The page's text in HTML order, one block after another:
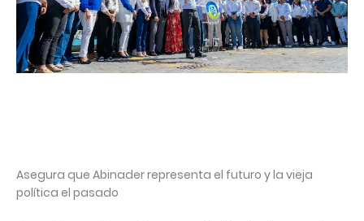
Asegura que Abinader representa el futuro y la vieja
política el pasado